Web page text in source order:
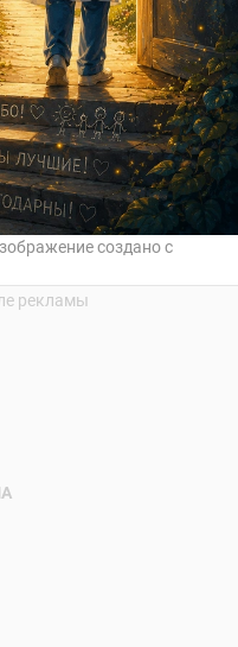
создано с